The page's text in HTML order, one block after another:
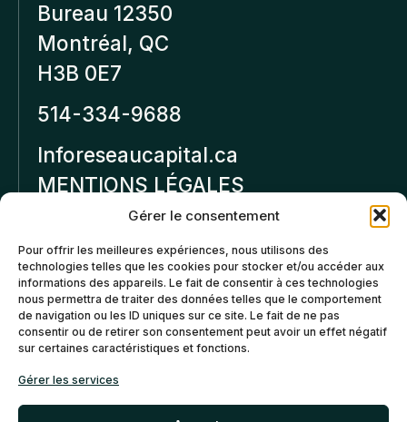
Gérer le consentement
Pour offrir les meilleures expériences, nous utilisons des
technologies telles que les cookies pour stocker et/ou accéder aux
informations des appareils. Le fait de consentir à ces technologies
nous permettra de traiter des données telles que le comportement
de navigation ou les ID uniques sur ce site. Le fait de ne pas
consentir ou de retirer son consentement peut avoir un effet négatif
sur certaines caractéristiques et fonctions.
Gérer les services
Bureau 12350
Montréal, QC
H3B 0E7
514-334-9688
Inforeseaucapital.ca
MENTIONS LÉGALES
Politique de
confidentialité
Politiques d’annulation et
de remboursement
Politique de cookies (CA)